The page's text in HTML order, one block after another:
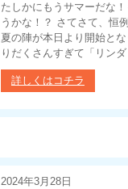
たしかにもうサマーだな
うかな！？ さてさて、恒
夏の陣が本日より開始と
りだくさんすぎて「リン
詳しくはコチラ
2024年3月28日